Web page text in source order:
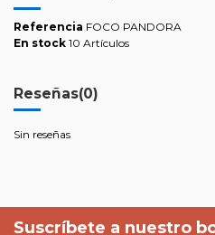
Referencia FOCO PANDORA
En stock 10 Artículos
Reseñas(0)
Sin reseñas
Suscríbete a nuestro